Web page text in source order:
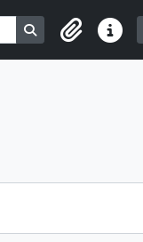
Search in browse
Liens